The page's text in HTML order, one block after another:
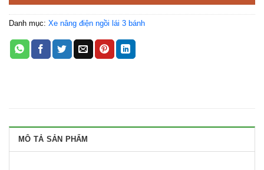
Danh mục: Xe nâng điện ngồi lái 3 bánh
MÔ TẢ SẢN PHẨM